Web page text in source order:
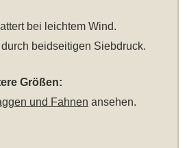
bei leichtem Wind.
beidseitigen Siebdruck.
Größen:
und Fahnen ansehen.